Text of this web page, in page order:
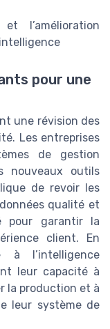
et l’amélioration
pour une
une révision des
Les entreprises
de gestion
nouveaux outils
de revoir les
qualité et
pour garantir la
client. En
à l’intelligence
leur capacité à
la production et à
leur système de